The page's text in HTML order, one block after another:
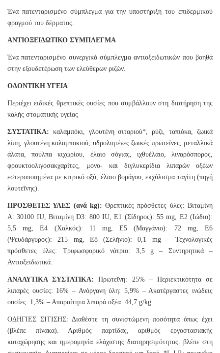
Ένα πατενταρισμένο σύμπλεγμα για την υποστήριξη του επιδερμικού
φραγμού του δέρματος.
ΑΝΤΙΟΞΕΙΔΩΤΙΚΟ ΣΥΜΠΛΕΓΜΑ
Ένα πατενταρισμένο συνεργικό σύμπλεγμα αντιοξειδωτικών που βοηθά
στην εξουδετέρωση των ελεύθερων ριζών.
ΟΔΟΝΤΙΚΗ ΥΓΕΙΑ
Περιέχει ειδικές θρεπτικές ουσίες που συμβάλλουν στη διατήρηση της
καλής στοματικής υγείας
ΣΥΣΤΑΤΙΚΑ: καλαμπόκι, γλουτένη σιταριού*, ρύζι, ταπιόκα, ζωικά
λίπη, γλουτένη καλαμποκιού, υδρολυμένες ζωικές πρωτεΐνες, μεταλλικά
άλατα, πούλπα κιχωρίου, έλαιο σόγιας, ιχθυέλαιο, λιναρόσπορος,
φρουκτοολιγοσακχαρίτες, μονο- και διγλυκερίδια λιπαρών οξέων
εστεροποιημένα με κιτρικό οξύ, έλαιο βοράγου, εκχύλισμα ταγίτη (πηγή
λουτεΐνης).
ΠΡΟΣΘΕΤΕΣ ΥΛΕΣ (ανά kg): Θρεπτικές πρόσθετες ύλες: Βιταμίνη
A: 30100 IU, Βιταμίνη D3: 800 IU, E1 (Σίδηρος): 55 mg, E2 (Ιώδιο):
5,5 mg, E4 (Χαλκός): 11 mg, E5 (Μαγγάνιο): 72 mg, E6
(Ψευδάργυρος): 215 mg, E8 (Σελήνιο): 0,1 mg – Τεχνολογικές
πρόσθετες ύλες: Τριφωσφορικό νάτριο: 3,5 g – Συντηρητικά –
Αντιοξειδωτικά.
ΑΝΑΛΥΤΙΚΑ ΣΥΣΤΑΤΙΚΑ: Πρωτεΐνη: 25% – Περιεκτικότητα σε
λιπαρές ουσίες: 16% – Ανόργανη ύλη: 5,9% – Ακατέργαστες ινώδεις
ουσίες: 1,3% – Απαραίτητα λιπαρά οξέα: 44,7 g/kg.
ΟΔΗΓΙΕΣ ΣΙΤΙΣΗΣ: Διαθέστε τη συνιστώμενη ποσότητα όπως έχει
(βλέπε πίνακα). Αριθμός παρτίδας, αριθμός εργοστασιακής
καταχώρησης και ημερομηνία ελάχιστης διατηρησιμότητας: βλέπε στη